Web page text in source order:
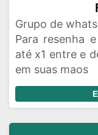
Grupo de
Para resenha
até x1 entre e
em suas maos